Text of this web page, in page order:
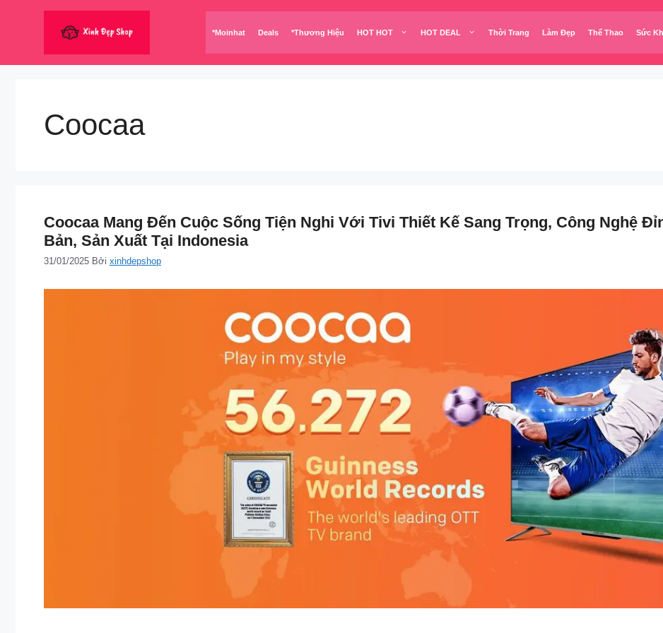
*Moinhat Deals *Thương Hiệu HOT HOT HOT DEAL Thời Trang Làm Đẹp Thể Thao Sức
Coocaa
Coocaa Mang Đến Cuộc Sống Tiện Nghi Với Tivi Thiết Kế Sang Trọng, Công Nghệ
Bản, Sản Xuất Tại Indonesia
31/01/2025 Bởi xinhdepshop